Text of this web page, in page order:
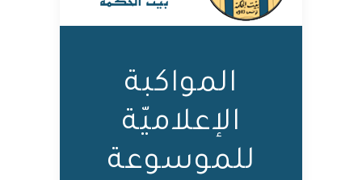
المواكبة
الإعلاميّة
للموسوعة